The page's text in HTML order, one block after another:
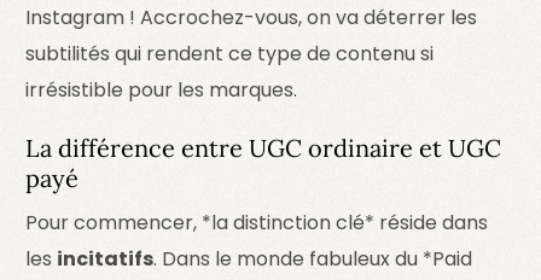
Instagram ! Accrochez-vous, on va déterrer les
subtilités qui rendent ce type de contenu si
irrésistible pour les marques.
La différence entre UGC ordinaire et UGC
payé
Pour commencer, *la distinction clé* réside dans
les incitatifs. Dans le monde fabuleux du *Paid